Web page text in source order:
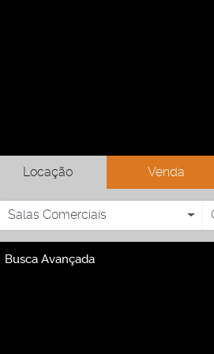
Locação Venda
Salas Comerciais
Busca Avançada